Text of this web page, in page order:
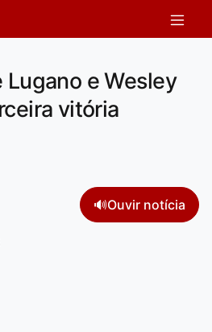
e Wesley
vitória
🔊Ouvir notícia